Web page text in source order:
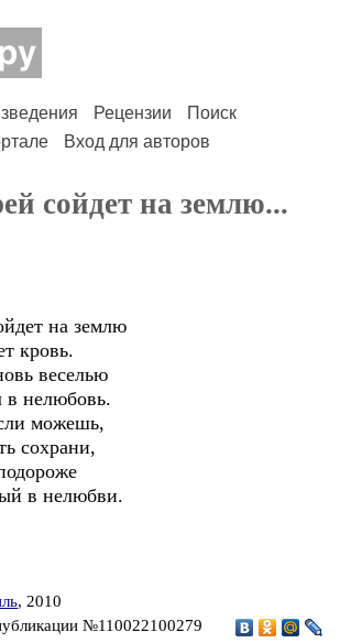
Рецензии
Поиск
Вход для авторов
сойдет на землю...
на землю
кровь.
веселью
нелюбовь.
можешь,
сохрани,
в нелюбви.
, 2010
№110022100279